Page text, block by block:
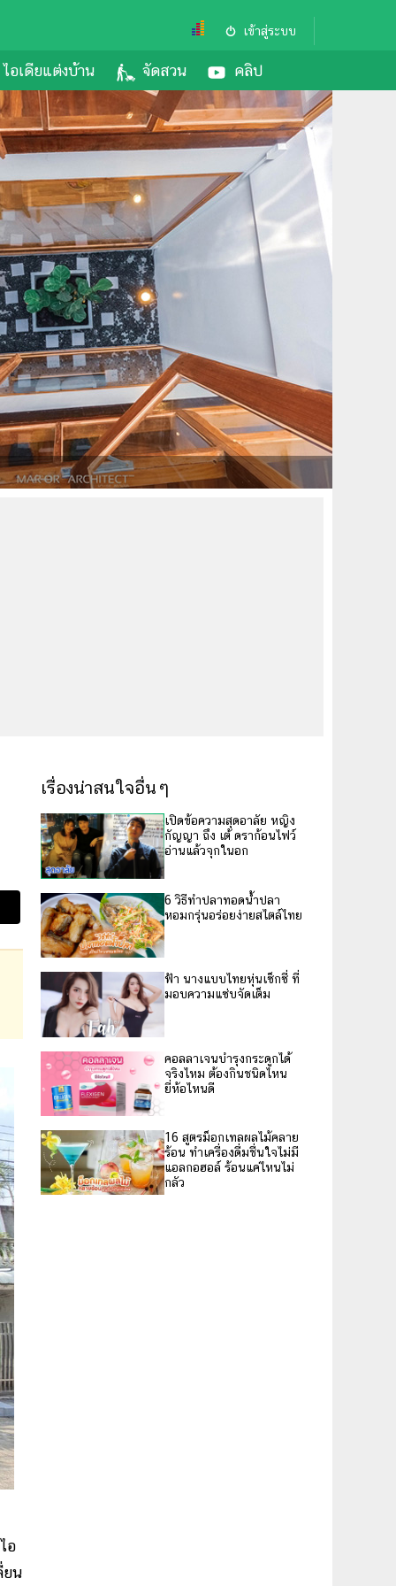
เข้าสู่ระบบ
ไอเดียแต่งบ้าน จัดสวน คลิป
อ
ยน
เรื่องน่าสนใจอื่นๆ
เปิดข้อความสุดอาลัย หญิง
กัญญา ถึง เต้ ดราก้อนไฟว์
อ่านแล้วจุกในอก
6 วิธีทำปลาทอดน้ำปลา
หอมกรุ่นอร่อยง่ายสไตล์ไทย
ฟ้า นางแบบไทยหุ่นเซ็กซี่ ที่
มอบความแซ่บจัดเต็ม
คอลลาเจนบำรุงกระดูกได้
จริงไหม ต้องกินชนิดไหน
ยี่ห้อไหนดี
16 สูตรม็อกเทลผลไม้คลาย
ร้อน ทำเครื่องดื่มชื่นใจไม่มี
แอลกอฮอล์ ร้อนแค่ไหนไม่
กลัว